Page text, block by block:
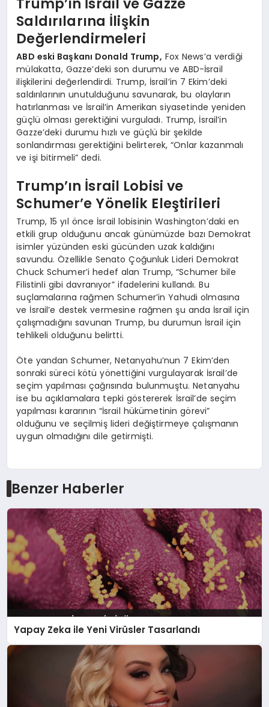
Saldırılarına İlişkin
Değerlendirmeleri
ABD eski Başkanı Donald Trump, Fox News’a verdiği
mülakatta, Gazze’deki son durumu ve ABD-İsrail
ilişkilerini değerlendirdi. Trump, İsrail’in 7 Ekim’deki
saldırılarının unutulduğunu savunarak, bu olayların
hatırlanması ve İsrail’in Amerikan siyasetinde yeniden
güçlü olması gerektiğini vurguladı. Trump, İsrail’in
Gazze’deki durumu hızlı ve güçlü bir şekilde
sonlandırması gerektiğini belirterek, “Onlar kazanmalı
ve işi bitirmeli” dedi.
Trump’ın İsrail Lobisi ve
Schumer’e Yönelik Eleştirileri
Trump, 15 yıl önce İsrail lobisinin Washington’daki en
etkili grup olduğunu ancak günümüzde bazı Demokrat
isimler yüzünden eski gücünden uzak kaldığını
savundu. Özellikle Senato Çoğunluk Lideri Demokrat
Chuck Schumer’i hedef alan Trump, “Schumer bile
Filistinli gibi davranıyor” ifadelerini kullandı. Bu
suçlamalarına rağmen Schumer’in Yahudi olmasına
ve İsrail’e destek vermesine rağmen şu anda İsrail için
çalışmadığını savunan Trump, bu durumun İsrail için
tehlikeli olduğunu belirtti.
Öte yandan Schumer, Netanyahu’nun 7 Ekim’den
sonraki süreci kötü yönettiğini vurgulayarak İsrail’de
seçim yapılması çağrısında bulunmuştu. Netanyahu
ise bu açıklamalara tepki göstererek İsrail’de seçim
yapılması kararının “İsrail hükümetinin görevi”
olduğunu ve seçilmiş lideri değiştirmeye çalışmanın
uygun olmadığını dile getirmişti.
Benzer Haberler
Yapay Zeka ile Yeni Virüsler Tasarlandı